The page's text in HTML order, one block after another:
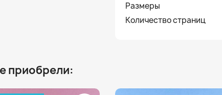
Размеры
Количество страниц
приобрели: